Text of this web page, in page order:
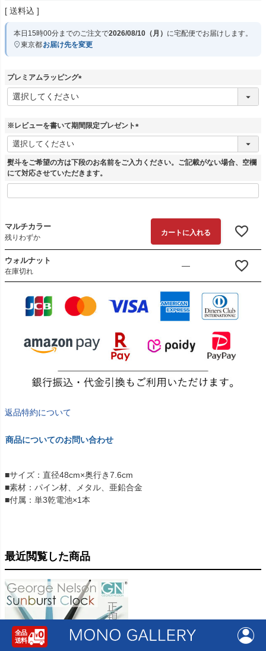
送料込
本日 15時00分までのご注文で2026/08/10（月） に宅配便でお届けします。
東京都お届け先を変更
プレミアムラッピング
(
)
※レビューを書いて期間限定プレゼント
(
須
熨斗をご希望の方は下段のお名前をご入力ください。ご記載がない場合、空欄
にて対応させていただきます。
マルチカラー
残りわずか
カートに入れる
ウォルナット
在庫切れ
—
返品特約について
商品についてのお問い合わせ
■サイズ：直径48cm×奥行き7.6cm
■素材：パイン材、メタル、亜鉛合金
■付属：単3乾電池×1本
最近閲覧した商品